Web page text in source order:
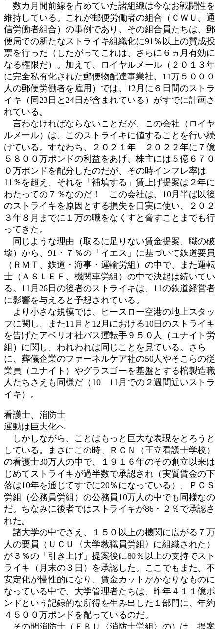
数カ月間前線を占めていた諸組織は今なお戦闘性を
維持している。これが郵便労働者の組合（ＣＷＵ、通
信労働者組合）の事例であり、その組合員たちは、郵
便局での新たなストライキ組織化に91％以上の賛成投
票を行った（したがってこれは、さらに６ヵ月有効に
なる権限だ）。加えて、ロイヤルメール（２０１３年
に完全私有化された郵便物配達事業社、11万５０００
人の郵便労働者を雇用）では、12月に６日間のストラ
イキ（同23日と24日が含まれている）がすでに計画さ
れている。
言わなければならないことだが、この会社（ロイヤ
ルメール）は、このストライキに値することを行い続
けている。すなわち、２０２１年―２０２２年に７億
５８００万ポンドの利益をあげ、株主には５億６７０
０万ポンドを配分したのだが、その時インフレ率は
11％を超え、それを「補填する」賃上げ提案は２年に
わたっての７％なのだ！ この会社は、10月半ば以後
のストライキを原因とする損失を口実に使い、２０２
３年８月までに１万の職をなくすと脅すことまでも行
ってきた。
同じような理由（取るに足りない賃金提案、職の破
壊）から、91・７％の「イエス」に基づいて鉄道要員
（ＲＭＴ、鉄道・海事・運輸労組）の中で、また運転
士（ＡＳＬＥＦ、機関車労組）の中で決起は続いてい
る。11月26日の後者のストライキは、11の鉄道経営者
に影響を与えると予想されている。
より小さな規模では、ヒースロー空港の地上スタッ
フに関し、また11月と12月における10日のストライキ
を告げたアベリオ社バス運転手９５０人（ユナイト労
組）に関し、われわれは同じことを見ている。さら
に、葬儀企業のファーネルケア社の50人やそこらの従
業員（ユナイト）やグラスゴーを基盤とする棺製造職
人たちさえも同様だ（10―11月での２週間近いストラ
イキ）。
看護士、消防士
運動は巨大化へ
しかしながら、ことはもっと巨大な表現をとろうと
している。まさにこの時、ＲＣＮ（王立看護士学校）
の看護士30万人の中で、１９１６年のその創立以来は
じめてストライキが過半数で承認され（実質賃金の下
落は10年を通じてすでに20％になっている）、ＰＣＳ
労組（公務員労組）の公務員10万人の中でも同様なの
だ。ちなみに後者ではストライキが86・２％で承認さ
れた。
諸大学の中でさえ、１５０以上の機関に広がる７万
人の要員（ＵＣＵ〈大学教職員労組〉に組織された）
が３％の「引き上げ」提案後に80％以上の支持でスト
ライキ（月末の３日）を承認した。ここでもまた、不
安定化が慢性的になり、賃金カットがかなりなものに
なっている中で、大学管理者たちは、昨年４１１億ポ
ンドという記録的な所得を生み出した１部門に、年約
４５００万ポンドを配っているのだ。
その間消防士（ＦＢＵ〈消防士労組〉の）は、提案